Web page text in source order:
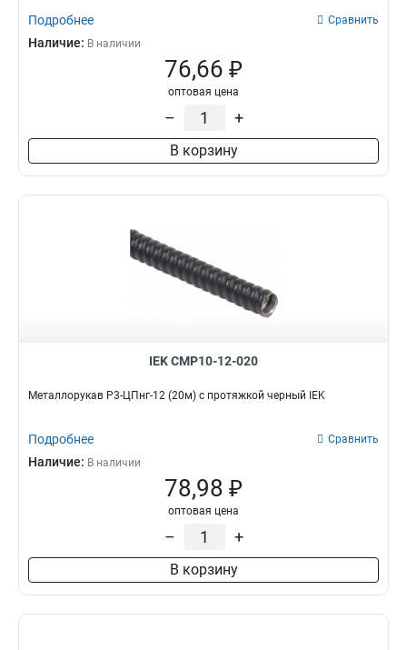
Подробнее Сравнить
Наличие: В наличии
76,66 ₽
оптовая цена
– +
В корзину
IEK CMP10-12-020
Металлорукав Р3-ЦПнг-12 (20м) с протяжкой черный IEK
Подробнее Сравнить
Наличие: В наличии
78,98 ₽
оптовая цена
– +
В корзину